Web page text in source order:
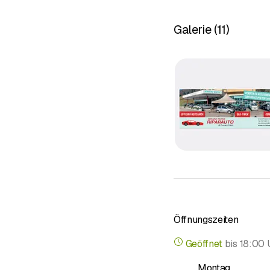
Motor-
Verkauf
Darüber hinaus
Galerie (11)
Öffnungszeiten
Geöffnet bis 18:00